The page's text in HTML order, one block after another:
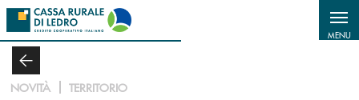
Salta al contenuto principale
MENU
NOVITÀ TERRITORIO